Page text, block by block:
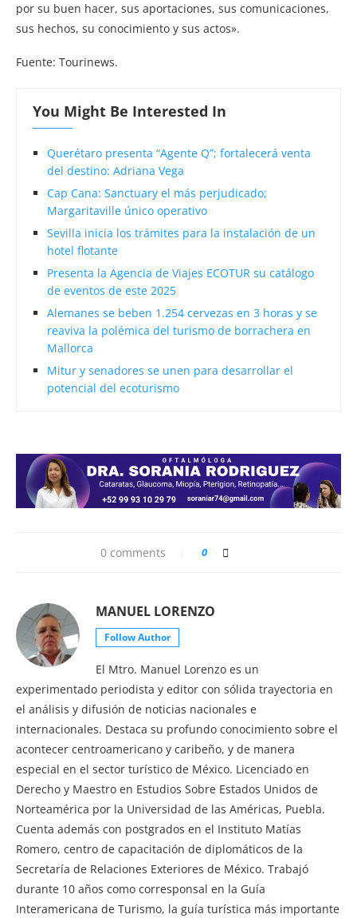
por su buen hacer, sus aportaciones, sus comunicaciones,
sus hechos, su conocimiento y sus actos».
Fuente: Tourinews.
You Might Be Interested In
Querétaro presenta “Agente Q”; fortalecerá venta
del destino: Adriana Vega
Cap Cana: Sanctuary el más perjudicado;
Margaritaville único operativo
Sevilla inicia los trámites para la instalación de un
hotel flotante
Presenta la Agencia de Viajes ECOTUR su catálogo
de eventos de este 2025
Alemanes se beben 1.254 cervezas en 3 horas y se
reaviva la polémica del turismo de borrachera en
Mallorca
Mitur y senadores se unen para desarrollar el
potencial del ecoturismo
0 comments 0
MANUEL LORENZO
Follow Author
El Mtro. Manuel Lorenzo es un
experimentado periodista y editor con sólida trayectoria en
el análisis y difusión de noticias nacionales e
internacionales. Destaca su profundo conocimiento sobre el
acontecer centroamericano y caribeño, y de manera
especial en el sector turístico de México. Licenciado en
Derecho y Maestro en Estudios Sobre Estados Unidos de
Norteamérica por la Universidad de las Américas, Puebla.
Cuenta además con postgrados en el Instituto Matías
Romero, centro de capacitación de diplomáticos de la
Secretaría de Relaciones Exteriores de México. Trabajó
durante 10 años como corresponsal en la Guía
Interamericana de Turismo, la guía turística más importante